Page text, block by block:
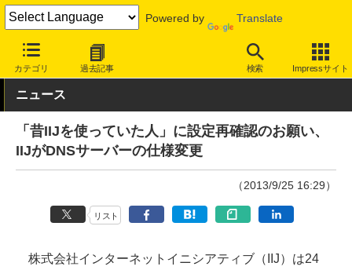
Powered by Translate
カテゴリ 過去記事 検索 Impressサイト
INTERNET Watch サービス/ソフト ISP
ニュース
「昔IIJを使っていた人」に設定再確認のお願い、
IIJがDNSサーバーの仕様変更
（2013/9/25 16:29）
リスト
株式会社インターネットイニシアティブ（IIJ）は24